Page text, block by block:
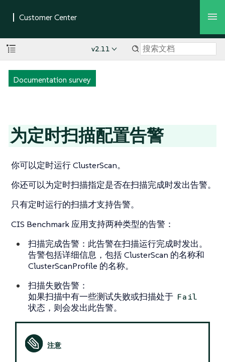
v2.11
Documentation survey
为定时扫描配置告警
你可以定时运行 ClusterScan。
你还可以为定时扫描指定是否在扫描完成时发出告警。
只有定时运行的扫描才支持告警。
CIS Benchmark 应用支持两种类型的告警：
扫描完成告警：此告警在扫描运行完成时发出。
告警包括详细信息，包括 ClusterScan 的名称和
ClusterScanProfile 的名称。
扫描失败告警：
如果扫描中有一些测试失败或扫描处于 Fail
状态，则会发出此告警。